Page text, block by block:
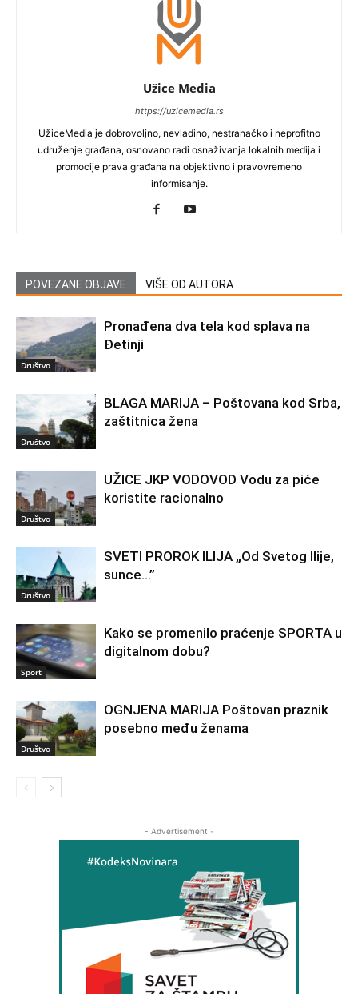
Užice Media
https://uzicemedia.rs
UžiceMedia je dobrovoljno, nevladino, nestranačko i neprofitno
udruženje građana, osnovano radi osnaživanja lokalnih medija i
promocije prava građana na objektivno i pravovremeno
informisanje.
POVEZANE OBJAVE VIŠE OD AUTORA
Društvo
Pronađena dva tela kod splava na
Đetinji
Društvo
BLAGA MARIJA – Poštovana kod Srba,
zaštitnica žena
Društvo
UŽICE JKP VODOVOD Vodu za piće
koristite racionalno
Društvo
SVETI PROROK ILIJA „Od Svetog Ilije,
sunce…”
Sport
Kako se promenilo praćenje SPORTA u
digitalnom dobu?
Društvo
OGNJENA MARIJA Poštovan praznik
posebno među ženama
- Advertisement -